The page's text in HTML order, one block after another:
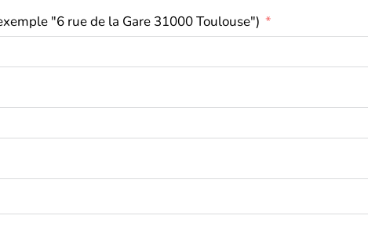
"6 rue de la Gare 31000 Toulouse")